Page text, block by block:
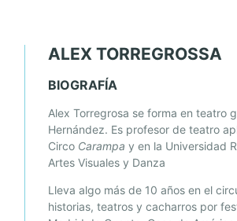
ALEX TORREGROSSA
BIOGRAFÍA
Alex Torregrosa se forma en teatro
Hernández. Es profesor de teatro
Circo Carampa y en la Universidad
Artes Visuales y Danza
Lleva algo más de 10 años en el
historias, teatros y cacharros por